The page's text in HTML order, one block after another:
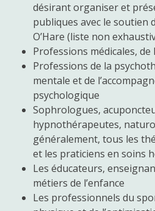
désirant organiser et
publiques avec le soutien
O’Hare (liste non
Professions médicales,
Professions de la
mentale et de
psychologique
Sophrologues,
hypnothérapeutes,
généralement, tous les
et les praticiens en soins
Les éducateurs,
métiers de l’enfance
Les professionnels du